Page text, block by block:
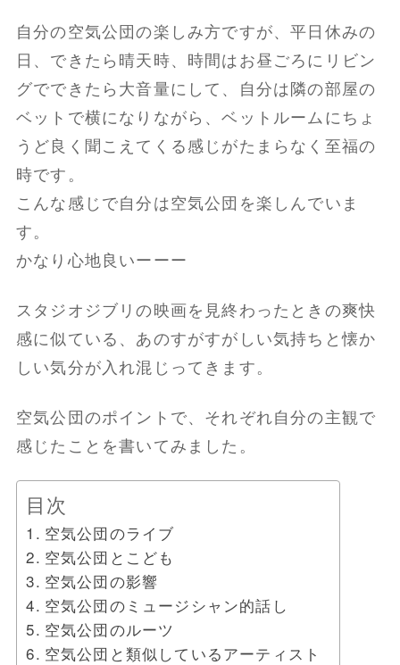
自分の空気公団の楽しみ方ですが、平日休みの
日、できたら晴天時、時間はお昼ごろにリビン
グでできたら大音量にして、自分は隣の部屋の
ベットで横になりながら、ベットルームにちょ
うど良く聞こえてくる感じがたまらなく至福の
時です。
こんな感じで自分は空気公団を楽しんでいま
す。
かなり心地良いーーー
スタジオジブリの映画を見終わったときの爽快
感に似ている、あのすがすがしい気持ちと懐か
しい気分が入れ混じってきます。
空気公団のポイントで、それぞれ自分の主観で
感じたことを書いてみました。
目次
空気公団のライブ
空気公団とこども
空気公団の影響
空気公団のミュージシャン的話し
空気公団のルーツ
空気公団と類似しているアーティスト